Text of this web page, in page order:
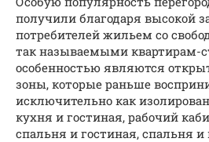
получили благодаря высокой
потребителей жильем со
так называемыми квартирам-
особенностью являются
зоны, которые раньше
исключительно как
кухня и гостиная, рабочий
спальня и гостиная, спальня и